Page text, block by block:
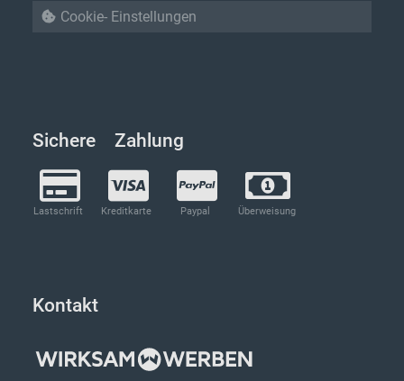
Sichere Zahlung
Lastschrift Kreditkarte Paypal Überweisung
Cookie- Einstellungen
Kontakt